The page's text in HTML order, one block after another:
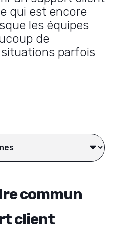
qui est encore
les équipes
de
parfois
commun
client